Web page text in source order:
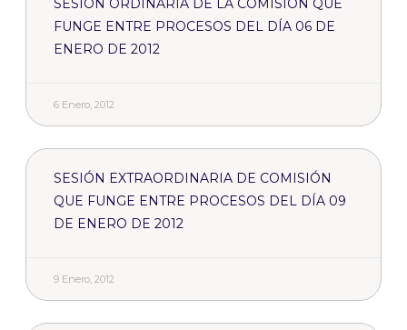
SESIÓN ORDINARIA DE LA COMISIÓN QUE
FUNGE ENTRE PROCESOS DEL DÍA 06 DE
ENERO DE 2012
6 Enero, 2012
SESIÓN EXTRAORDINARIA DE COMISIÓN
QUE FUNGE ENTRE PROCESOS DEL DÍA 09
DE ENERO DE 2012
9 Enero, 2012